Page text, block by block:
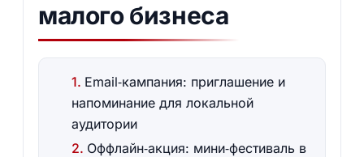
малого бизнеса
Email‑кампания: приглашение и
напоминание для локальной
аудитории
Оффлайн‑акция: мини‑фестиваль в